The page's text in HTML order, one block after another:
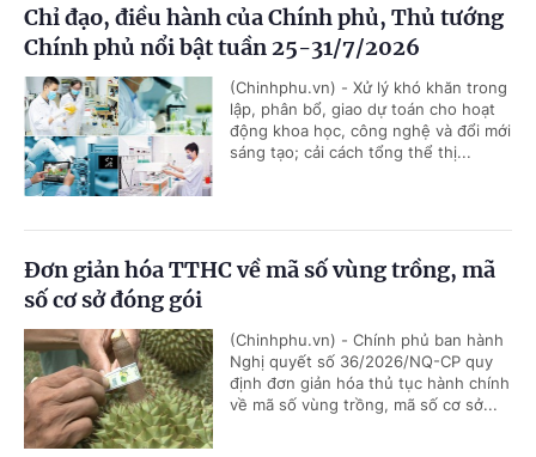
Chỉ đạo, điều hành của Chính phủ, Thủ tướng
Chính phủ nổi bật tuần 25-31/7/2026
(Chinhphu.vn) - Xử lý khó khăn trong
lập, phân bổ, giao dự toán cho hoạt
động khoa học, công nghệ và đổi mới
sáng tạo; cải cách tổng thể thị...
Đơn giản hóa TTHC về mã số vùng trồng, mã
số cơ sở đóng gói
(Chinhphu.vn) - Chính phủ ban hành
Nghị quyết số 36/2026/NQ-CP quy
định đơn giản hóa thủ tục hành chính
về mã số vùng trồng, mã số cơ sở...